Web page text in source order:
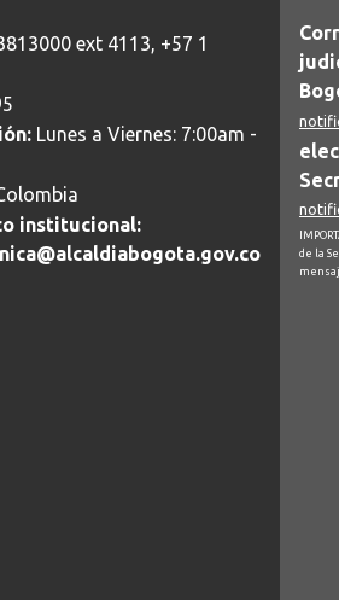
ext 4113, +57 1
Lunes a Viernes: 7:00am -
institucional:
de la